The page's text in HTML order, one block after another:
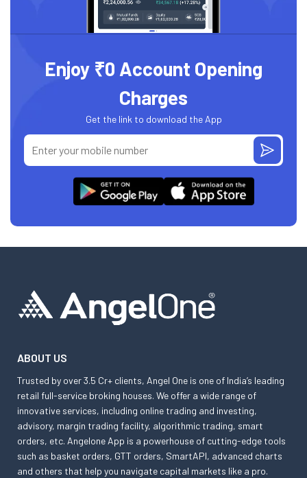
Enjoy ₹0 Account Opening
Charges
Get the link to download the App
ABOUT US
Trusted by over 3.5 Cr+ clients, Angel One is one of India’s leading
retail full-service broking houses. We offer a wide range of
innovative services, including online trading and investing,
advisory, margin trading facility, algorithmic trading, smart
orders, etc. Angelone App is a powerhouse of cutting-edge tools
such as basket orders, GTT orders, SmartAPI, advanced charts
and others that help you navigate capital markets like a pro.